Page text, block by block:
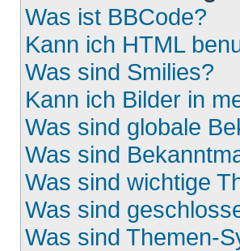
Was ist BBCode?
Kann ich HTML
Was sind Smilies?
Kann ich Bilder in
Was sind globale
Was sind
Was sind wichtige
Was sind
Was sind Themen-